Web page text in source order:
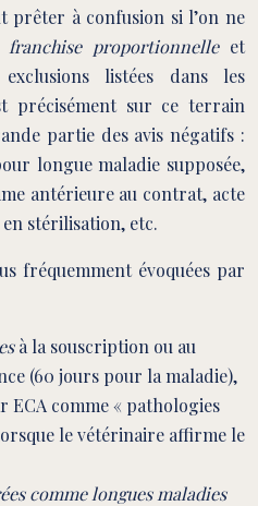
prêter à confusion si l’on ne
franchise proportionnelleet
listées dans les
précisément sur ce terrain
partie des avis négatifs :
longue maladie supposée,
antérieure au contrat, acte
stérilisation, etc.
fréquemment évoquées par
à la souscription ou au
(60 jours pour la maladie),
ECA comme « pathologies
le vétérinaire affirme le
comme longues maladies